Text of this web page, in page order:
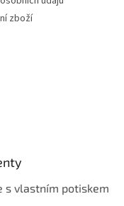
zboží
s vlastním potiskem